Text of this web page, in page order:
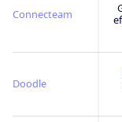
Connecteam
Doodle